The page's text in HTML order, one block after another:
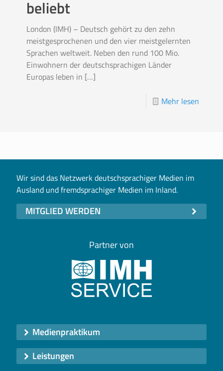
beliebt
London (IMH) – Deutsch gehört zu den zehn
meistgesprochenen und den vier meistgelernten
Sprachen weltweit. Neben den rund 100 Mio.
Einwohnern der deutschsprachigen Länder
Europas leben in […]
Mehr lesen
Wir sind das Netzwerk deutschsprachiger Medien im
Ausland und fremdsprachiger Medien im Inland.
MITGLIED WERDEN
Partner von
Medienpraktikum
Leistungen